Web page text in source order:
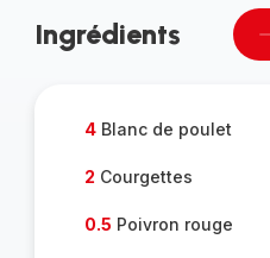
Ingrédients
4Blanc de poulet
2 Courgettes
0.5 Poivron rouge